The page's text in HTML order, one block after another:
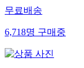
무료배송
6,718명구매중